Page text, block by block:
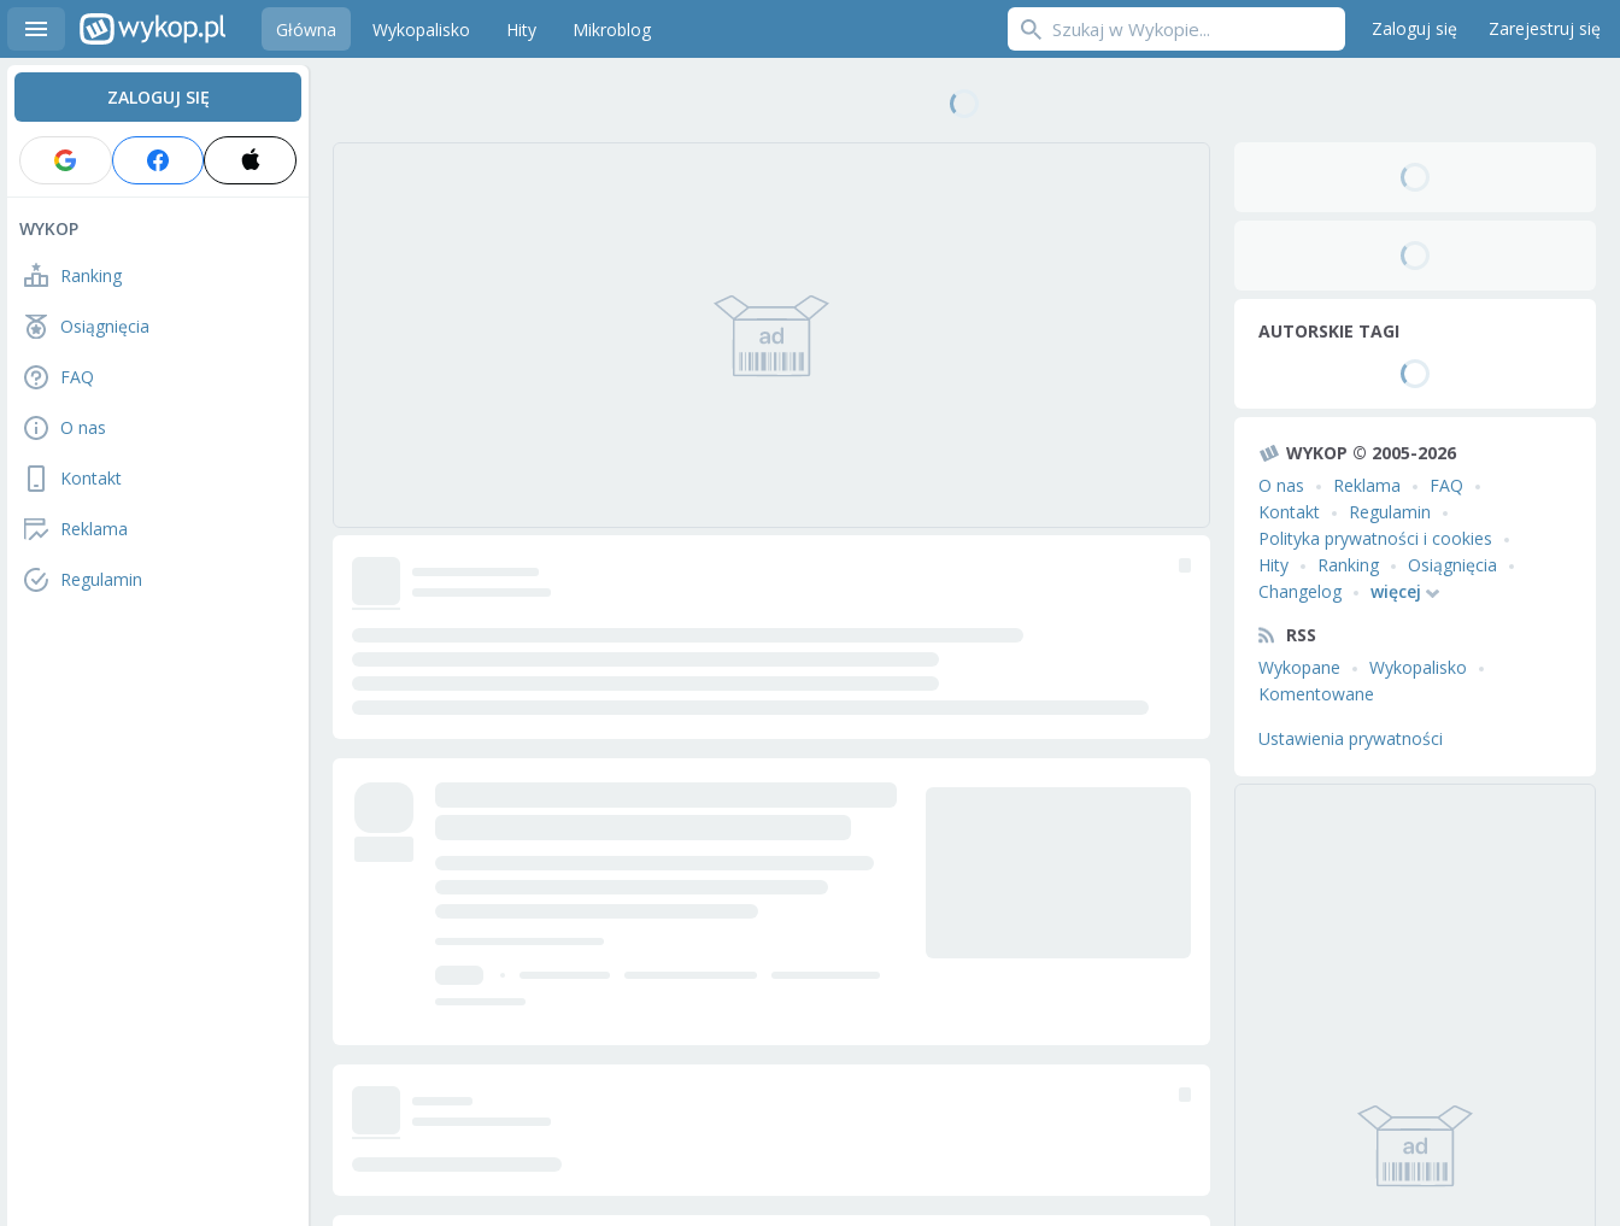
Główna Wykopalisko Hity Mikroblog Zaloguj się Zarejestruj się
ZALOGUJ SIĘ
WYKOP
Ranking
Osiągnięcia
FAQ
O nas
Kontakt
Reklama
Regulamin
AUTORSKIE TAGI
WYKOP © 2005-2026
O nas
Reklama
FAQ
Kontakt
Regulamin
Polityka prywatności i cookies
Hity
Ranking
Osiągnięcia
Changelog
więcej
RSS
Wykopane
Wykopalisko
Komentowane
Ustawienia prywatności